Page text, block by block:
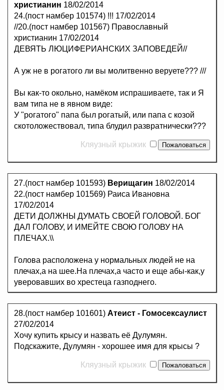
христианин 18/02/2014
24.(пост намбер 101574) !!! 17/02/2014
//20.(пост намбер 101567) Православный
христианин 17/02/2014
ДЕВЯТЬ ЛЮЦИФЕРИАНСКИХ ЗАПОВЕДЕЙ//
А уж не в рогатого ли вы молитвенно веруете??? ///
Вы как-то окольно, намёком испрашиваете, так и Я
вам типа не в явном виде:
У "рогатого" папа был рогатый, или папа с козой
скотоложествовал, типа блудил развратнически???
Кляузный крыжик
27.(пост намбер 101593) Верищагин 18/02/2014
22.(пост намбер 101569) Раиса Ивановна
17/02/2014
ДЕТИ ДОЛЖНЫ ДУМАТЬ СВОЕЙ ГОЛОВОЙ. БОГ
ДАЛ ГОЛОВУ, И ИМЕЙТЕ СВОЮ ГОЛОВУ НА
ПЛЕЧАХ.\\
Голова расположена у нормальных людей не на
плечах,а на шее.На плечах,а часто и еще абы-как,у
уверовавших во хрестеца газподнего.
28.(пост намбер 101601) Атеист - Гомосексаулист
27/02/2014
Хочу купить крысу и назвать её Дулумян.
Подскажите, Дулумян - хорошее имя для крысы ?
Кляузный крыжик